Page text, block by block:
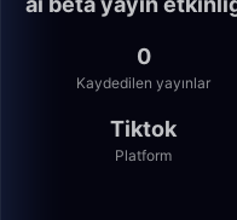
0
Kaydedilen yayınlar
Tiktok
Platform